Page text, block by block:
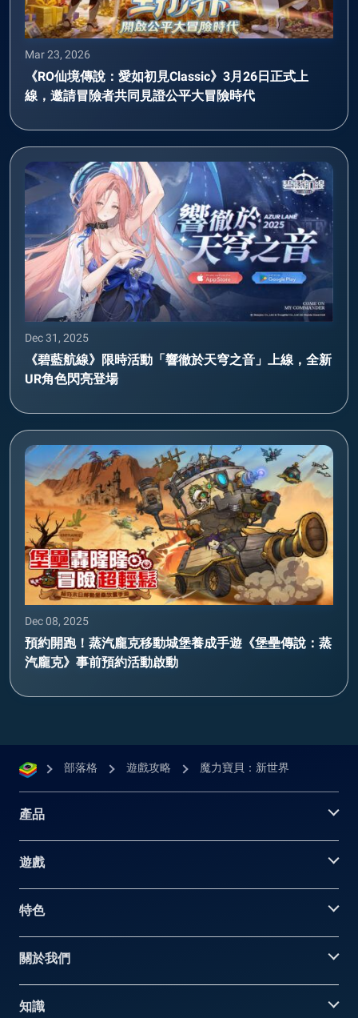
Mar 23, 2026
《RO仙境傳說：愛如初見Classic》3月26日正式上
線，邀請冒險者共同見證公平大冒險時代
Dec 31, 2025
《碧藍航線》限時活動「響徹於天穹之音」上線，全新
UR角色閃亮登場
Dec 08, 2025
預約開跑！蒸汽龐克移動城堡養成手遊《堡壘傳說：蒸
汽龐克》事前預約活動啟動
部落格 遊戲攻略 魔力寶貝：新世界
產品
遊戲
特色
關於我們
知識